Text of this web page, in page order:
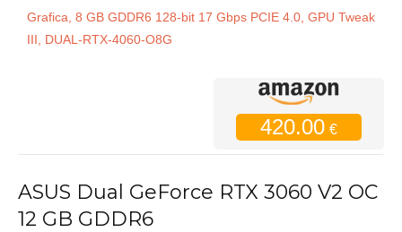
Grafica, 8 GB GDDR6 128-bit 17 Gbps PCIE 4.0, GPU Tweak
III, DUAL-RTX-4060-O8G
420.00 €
ASUS Dual GeForce RTX 3060 V2 OC
12 GB GDDR6